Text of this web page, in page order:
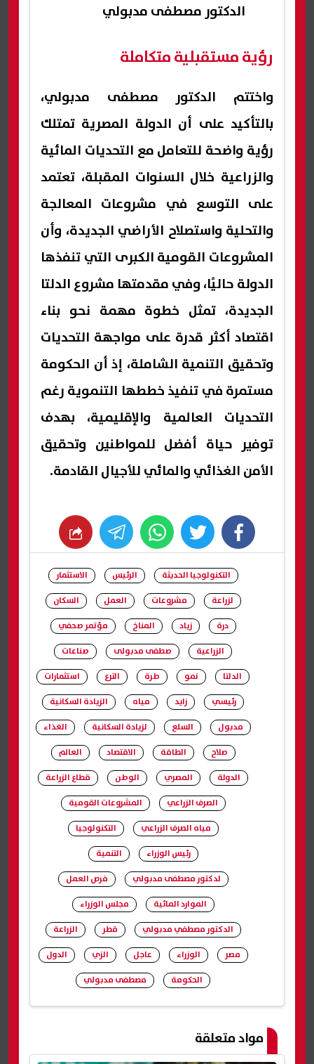
الدكتور مصطفى مدبولي
رؤية مستقبلية متكاملة
واختتم الدكتور مصطفى مدبولي،
بالتأكيد على أن الدولة المصرية تمتلك
رؤية واضحة للتعامل مع التحديات المائية
والزراعية خلال السنوات المقبلة، تعتمد
على التوسع في مشروعات المعالجة
والتحلية واستصلاح الأراضي الجديدة، وأن
المشروعات القومية الكبرى التي تنفذها
الدولة حاليًا، وفي مقدمتها مشروع الدلتا
الجديدة، تمثل خطوة مهمة نحو بناء
اقتصاد أكثر قدرة على مواجهة التحديات
وتحقيق التنمية الشاملة، إذ أن الحكومة
مستمرة في تنفيذ خططها التنموية رغم
التحديات العالمية والإقليمية، بهدف
توفير حياة أفضل للمواطنين وتحقيق
الأمن الغذائي والمائي للأجيال القادمة.
facebook
twitter
whats
التكنولوجيا الحديثة الرئيس
الاستثمار
لزراعة
مشروعات العمل
السكان
درة
زياد المناخ
مؤتمر صحفي
الزراعية
صطفى مدبولى
صناعات
الدلتا
نمو طرة الترع
استثمارات
رئيسي
زايد مياه
الزيادة السكانية
مدبول
السلع لزيادة السكانية
الغذاء
صلاح
الطاقة الاقتصاد
العالم
الدولة
المصري الوطن
قطاع الزراعة
الصرف الزراعي
المشروعات القومية
مياه الصرف الزراعي
التكنولوجيا
رئيس الوزراء
التنمية
لدكتور مصطفى مدبولي
فرص العمل
الموارد المائية
مجلس الوزراء
الدكتور مصطفي مدبولي
قطر
الزراعة
مصر
الوزراء عاجل الزي
الدول
الحكومة
مصطفى مدبولي
مواد متعلقة